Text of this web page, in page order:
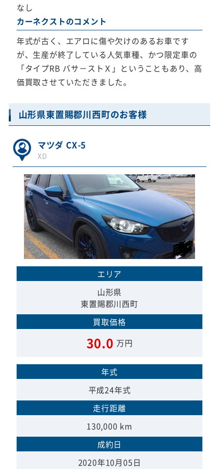
なし
カーネクストのコメント
年式が古く、エアロに傷や欠けのあるお車です
が、生産が終了している人気車種、かつ限定車の
「タイプRB バサ－ストＸ」ということもあり、高
価買取させていただきました。
山形県東置賜郡川西町のお客様
マツダ CX-5
XD
エリア
山形県
東置賜郡川西町
買取価格
30.0 万円
年式
平成24年式
走行距離
130,000 km
成約日
2020年10月05日